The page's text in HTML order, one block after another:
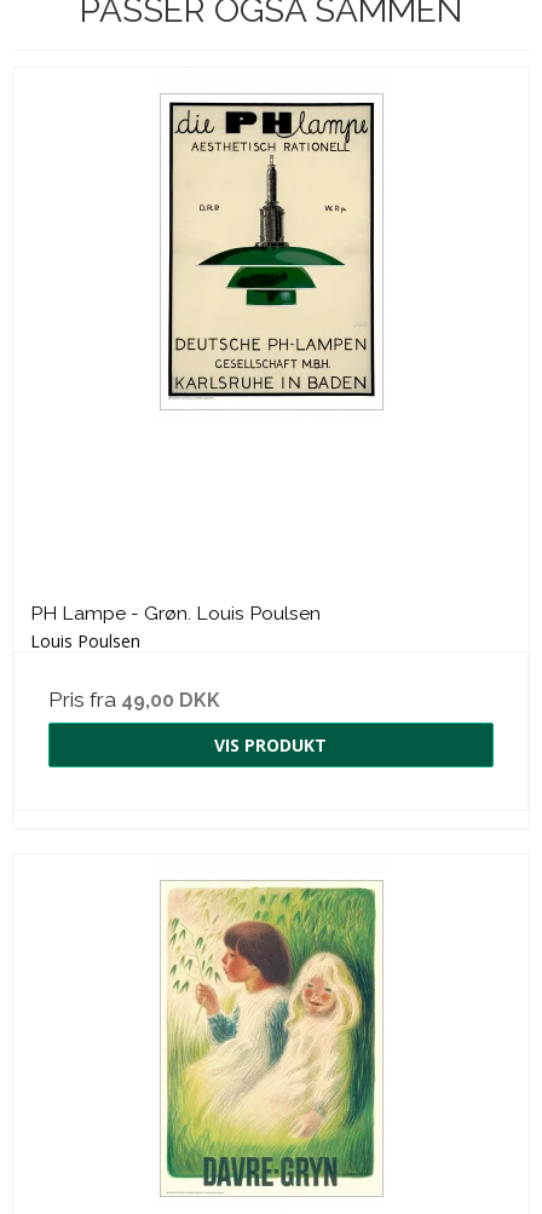
PASSER OGSÅ SAMMEN
PH Lampe - Grøn. Louis Poulsen
Louis Poulsen
Pris fra 49,00 DKK
VIS PRODUKT